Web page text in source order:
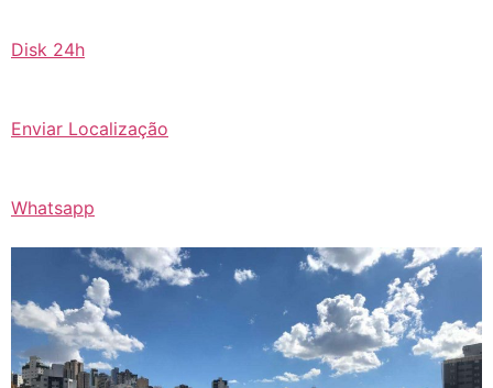
Disk 24h
Enviar Localização
Whatsapp